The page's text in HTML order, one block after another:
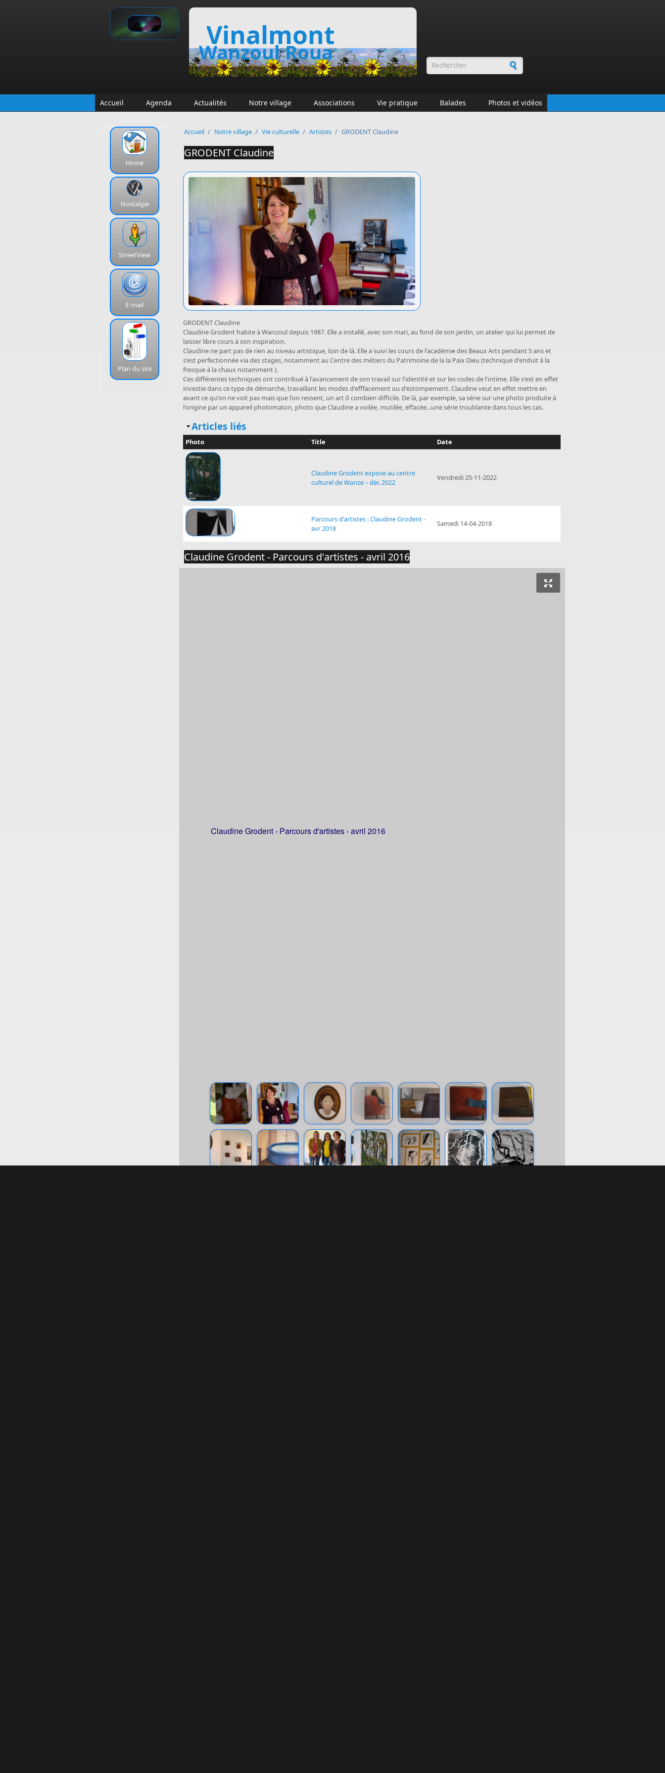
Vinalmont
Wanzoul Roua
Formulaire de recherche
Accueil Agenda Actualités Notre village Associations Vie pratique Balades Photos et vidéos
Home
Nostalgie
StreetView
E-mail
Plan du site
Accueil / Notre village / Vie culturelle / Artistes / GRODENT Claudine
GRODENT Claudine
GRODENT Claudine
Claudine Grodent habite à Wanzoul depuis 1987. Elle a installé, avec son mari, au fond de son jardin, un atelier qui lui permet de
laisser libre cours à son inspiration.
Claudine ne part pas de rien au niveau artistique, loin de là. Elle a suivi les cours de l'académie des Beaux Arts pendant 5 ans et
s'est perfectionnée via des stages, notamment au Centre des métiers du Patrimoine de la la Paix Dieu (technique d'enduit à la
fresque à la chaux notamment ).
Ces différentes techniques ont contribué à l'avancement de son travail sur l'identité et sur les codes de l'intime. Elle s'est en effet
investie dans ce type de démarche, travaillant les modes d'efffacement ou d'estompement. Claudine veut en effet mettre en
avant ce qu'on ne voit pas mais que l'on ressent, un art ô combien difficile. De là, par exemple, sa série sur une photo produite à
l'origine par un appareil photomaton, photo que Claudine a voilée, mutilée, effacée...une série troublante dans tous les cas.
Masquer
Articles liés
Photo Title Date
Claudine Grodent expose au centre
culturel de Wanze – déc 2022
Vendredi 25-11-2022
Parcours d'artistes : Claudine Grodent -
avr 2018
Samedi 14-04-2018
Claudine Grodent - Parcours d'artistes - avril 2016